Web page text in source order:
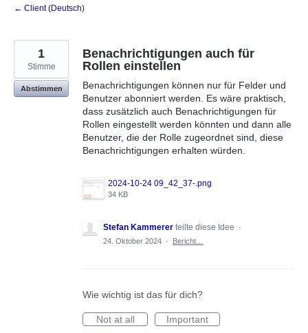
← Client (Deutsch)
Benachrichtigungen auch für
Rollen einstellen
Benachrichtigungen können nur für Felder und
Benutzer abonniert werden. Es wäre praktisch,
dass zusätzlich auch Benachrichtigungen für
Rollen eingestellt werden könnten und dann alle
Benutzer, die der Rolle zugeordnet sind, diese
Benachrichtigungen erhalten würden.
2024-10-24 09_42_37-.png
34 KB
1
Stimme
Abstimmen
Stefan Kammerer teilte diese Idee
·
24. Oktober 2024 · Bericht…
Wie wichtig ist das für dich?
Not at all
Important